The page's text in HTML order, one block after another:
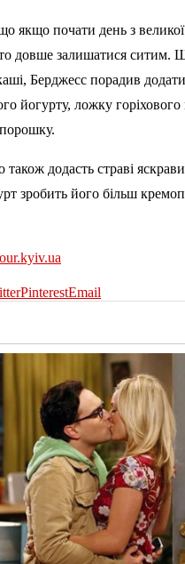
якщо почати день з великої
довше залишатися ситим.
Берджесс порадив додати
йогурту, ложку горіхового
також додасть страві
зробить його більш
PinterestEmail